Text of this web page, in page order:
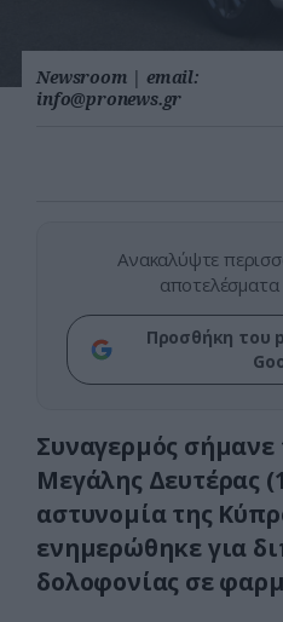
Newsroom | email:
info@pronews.gr
Ανακαλύψτε
Προσθήκη του
Συναγερμός σήμανε
Μεγάλης Δευτέρας
αστυνομία της
ενημερώθηκε για
δολοφονίας σε